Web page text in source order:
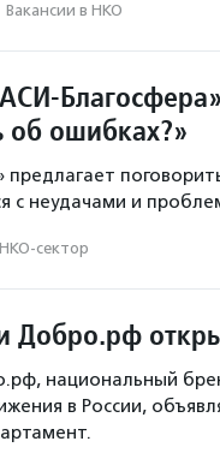
Вакансии в НКО
об ошибках?»
предлагает
с неудачами и
НКО-сектор
Добро.рф
национальный
в России,